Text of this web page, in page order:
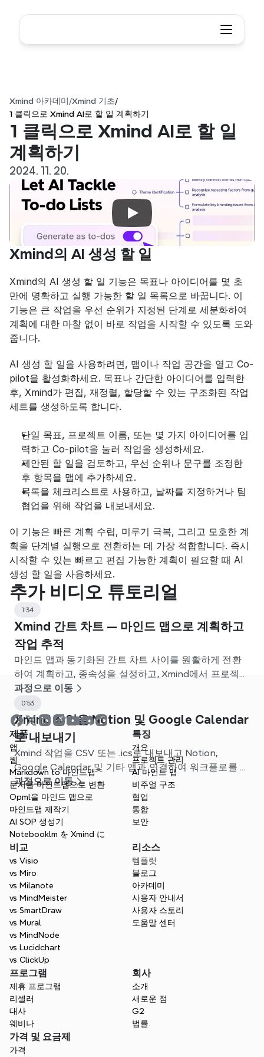
Xmind 아카데미 /Xmind 기초/
1 클릭으로 Xmind AI로 할 일 계획하기
1 클릭으로 Xmind AI로 할 일
계획하기
2024. 11. 20.
Xmind의 AI 생성 할 일
Xmind의 AI 생성 할 일 기능은 목표나 아이디어를 몇 초
만에 명확하고 실행 가능한 할 일 목록으로 바꿉니다. 이
기능은 큰 작업을 우선 순위가 지정된 단계로 세분화하여
계획에 대한 마찰 없이 바로 작업을 시작할 수 있도록 도와
줍니다.
AI 생성 할 일을 사용하려면, 맵이나 작업 공간을 열고 Co-
pilot을 활성화하세요. 목표나 간단한 아이디어를 입력한
후, Xmind가 편집, 재정렬, 할당할 수 있는 구조화된 작업
세트를 생성하도록 합니다.
단일 목표, 프로젝트 이름, 또는 몇 가지 아이디어를 입
력하고 Co-pilot을 눌러 작업을 생성하세요.
제안된 할 일을 검토하고, 우선 순위나 문구를 조정한
후 항목을 맵에 추가하세요.
목록을 체크리스트로 사용하고, 날짜를 지정하거나 팀
협업을 위해 작업을 내보내세요.
이 기능은 빠른 계획 수립, 미루기 극복, 그리고 모호한 계
획을 단계별 실행으로 전환하는 데 가장 적합합니다. 즉시
시작할 수 있는 빠르고 편집 가능한 계획이 필요할 때 AI
생성 할 일을 사용하세요.
추가 비디오 튜토리얼
1:34
Xmind 간트 차트 — 마인드 맵으로 계획하고
작업 추적
마인드 맵과 동기화된 간트 차트 사이를 원활하게 전환
하여 계획하고, 종속성을 설정하고, Xmind에서 프로젝트
를 추적하세요.
과정으로 이동
0:53
Xmind 작업을 Notion 및 Google Calendar
로 내보내기
Xmind 작업을 CSV 또는 .ics로 내보내고 Notion,
Google Calendar 및 기타 앱과 연결하여 워크플로를 간
소화하는 방법을 알아보세요.
과정으로 이동
제품
앱
웹
Markdown to 마인드맵
문서를 마인드맵으로 변환
Opml을 마인드 맵으로
마인드맵 제작기
AI SOP 생성기
Notebooklm を Xmind に
특징
개요
프로젝트 관리
AI 마인드 맵
비주얼 구조
협업
통합
보안
비교
vs Visio
vs Miro
vs Milanote
vs MindMeister
vs SmartDraw
vs Mural
vs MindNode
vs Lucidchart
vs ClickUp
리소스
템플릿
블로그
아카데미
사용자 안내서
사용자 스토리
도움말 센터
프로그램
제휴 프로그램
리셀러
대사
웨비나
회사
소개
새로운 점
G2
법률
가격 및 요금제
가격